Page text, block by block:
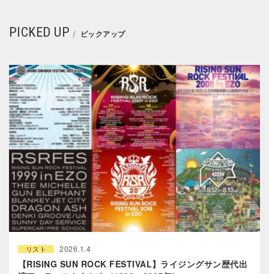
PICKED UP ピックアップ
リスト 2026.1.4
【RISING SUN ROCK FESTIVAL】ライジングサン歴代出